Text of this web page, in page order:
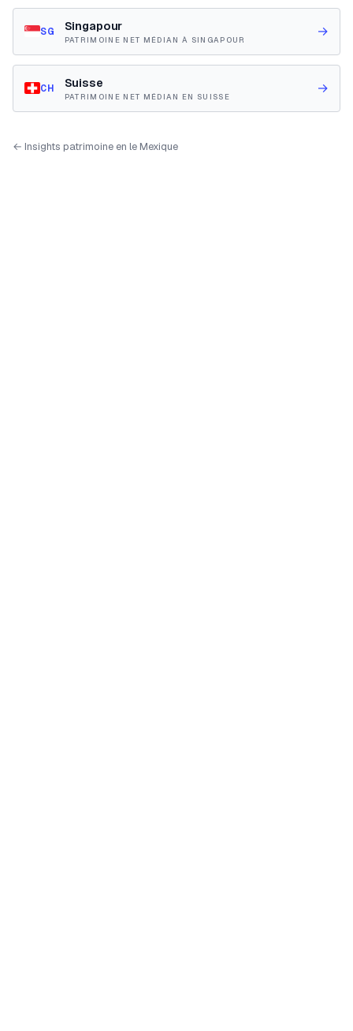
SG Singapour
PATRIMOINE NET MÉDIAN À SINGAPOUR →
CH Suisse
PATRIMOINE NET MÉDIAN EN SUISSE →
← Insights patrimoine en le Mexique